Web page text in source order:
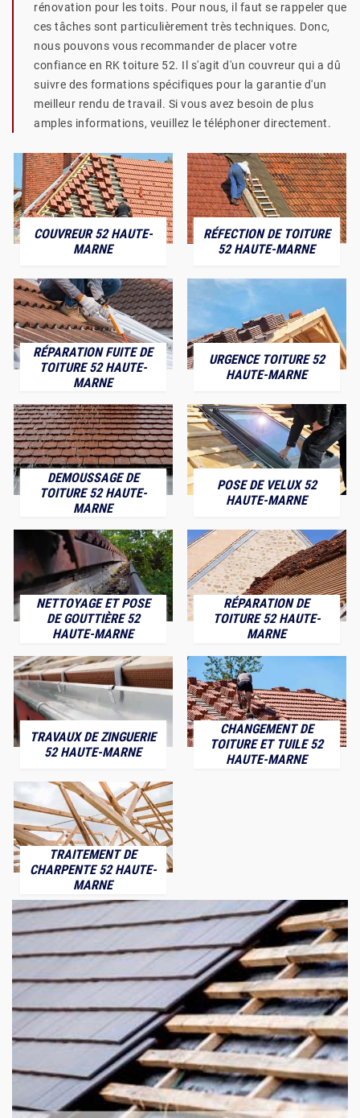
rénovation pour les toits. Pour nous, il faut se rappeler que
ces tâches sont particulièrement très techniques. Donc,
nous pouvons vous recommander de placer votre
confiance en RK toiture 52. Il s'agit d'un couvreur qui a dû
suivre des formations spécifiques pour la garantie d'un
meilleur rendu de travail. Si vous avez besoin de plus
amples informations, veuillez le téléphoner directement.
COUVREUR 52 HAUTE-
MARNE
RÉFECTION DE TOITURE
52 HAUTE-MARNE
RÉPARATION FUITE DE
TOITURE 52 HAUTE-
MARNE
URGENCE TOITURE 52
HAUTE-MARNE
DEMOUSSAGE DE
TOITURE 52 HAUTE-
MARNE
POSE DE VELUX 52
HAUTE-MARNE
NETTOYAGE ET POSE
DE GOUTTIÈRE 52
HAUTE-MARNE
RÉPARATION DE
TOITURE 52 HAUTE-
MARNE
TRAVAUX DE ZINGUERIE
52 HAUTE-MARNE
CHANGEMENT DE
TOITURE ET TUILE 52
HAUTE-MARNE
TRAITEMENT DE
CHARPENTE 52 HAUTE-
MARNE